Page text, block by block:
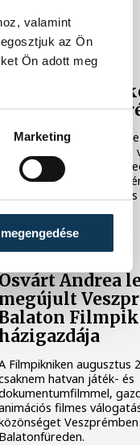
valamint
az Ön
Ön adott meg
Marketing
Ezen a héten a
Idén 12. alkalommal
Veszprémben a világhírű,
születésű Auer Lipót
zenepedagógus
Fesztivált, augusztus 3.
Osvárt Andrea
megújult
Filmpikniken augusztus
hatvan játék- és
filmes
Veszprémben
Balatonfüreden.